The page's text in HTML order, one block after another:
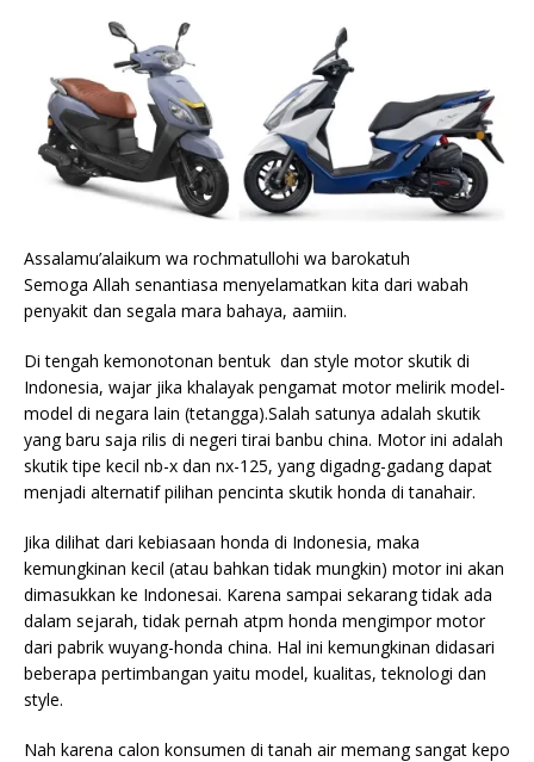
Assalamu’alaikum wa rochmatullohi wa barokatuh
Semoga Allah senantiasa menyelamatkan kita dari wabah
penyakit dan segala mara bahaya, aamiin.
Di tengah kemonotonan bentuk dan style motor skutik di
Indonesia, wajar jika khalayak pengamat motor melirik model-
model di negara lain (tetangga).Salah satunya adalah skutik
yang baru saja rilis di negeri tirai banbu china. Motor ini adalah
skutik tipe kecil nb-x dan nx-125, yang digadng-gadang dapat
menjadi alternatif pilihan pencinta skutik honda di tanahair.
Jika dilihat dari kebiasaan honda di Indonesia, maka
kemungkinan kecil (atau bahkan tidak mungkin) motor ini akan
dimasukkan ke Indonesai. Karena sampai sekarang tidak ada
dalam sejarah, tidak pernah atpm honda mengimpor motor
dari pabrik wuyang-honda china. Hal ini kemungkinan didasari
beberapa pertimbangan yaitu model, kualitas, teknologi dan
style.
Nah karena calon konsumen di tanah air memang sangat kepo